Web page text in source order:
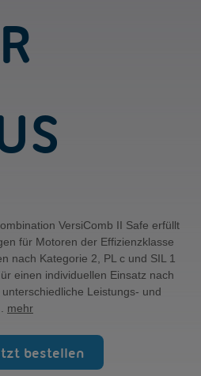
VersiComb II Safe erfüllt
für Motoren der Effizienzklasse
nach Kategorie 2, PL c und SIL 1
einen individuellen Einsatz nach
Leistungs- und
mehr
bestellen